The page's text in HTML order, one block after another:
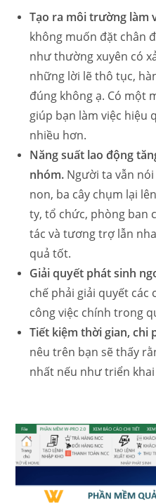
Tạo ra môi trường làm
không muốn đặt chân
như thường xuyên có
những lời lẽ thô tục,
đúng không ạ. Có một
giúp bạn làm việc hiệu
nhiều hơn.
Năng suất lao động
nhóm. Người ta vẫn
non, ba cây chụm lại
ty, tổ chức, phòng ban
tác và tương trợ lẫn
quả tốt.
Giải quyết phát sinh
chế phải giải quyết các
công việc chính trong
Tiết kiệm thời gian, chi
nêu trên bạn sẽ thấy
nhất nếu như triển